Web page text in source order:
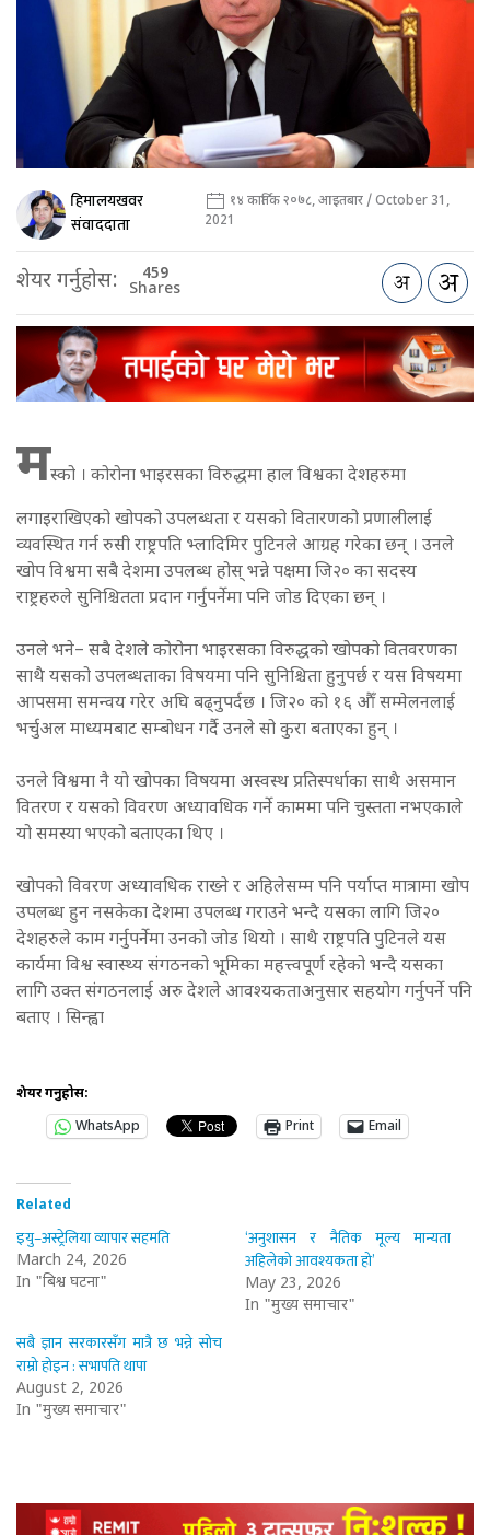
हिमालयखवर
संवाददाता
१४ कार्तिक २०७८, आइतबार / October 31,
2021
शेयर गर्नुहोस: 459
Shares
मस्को । कोरोना भाइरसका विरुद्धमा हाल विश्वका देशहरुमा
लगाइराखिएको खोपको उपलब्धता र यसको वितारणको प्रणालीलाई
व्यवस्थित गर्न रुसी राष्ट्रपति भ्लादिमिर पुटिनले आग्रह गरेका छन् । उनले
खोप विश्वमा सबै देशमा उपलब्ध होस् भन्ने पक्षमा जि२० का सदस्य
राष्ट्रहरुले सुनिश्चितता प्रदान गर्नुपर्नेमा पनि जोड दिएका छन् ।
उनले भने– सबै देशले कोरोना भाइरसका विरुद्धको खोपको वितवरणका
साथै यसको उपलब्धताका विषयमा पनि सुनिश्चिता हुनुपर्छ र यस विषयमा
आपसमा समन्वय गरेर अघि बढ्नुपर्दछ । जि२० को १६ औँ सम्मेलनलाई
भर्चुअल माध्यमबाट सम्बोधन गर्दै उनले सो कुरा बताएका हुन् ।
उनले विश्वमा नै यो खोपका विषयमा अस्वस्थ प्रतिस्पर्धाका साथै असमान
वितरण र यसको विवरण अध्यावधिक गर्ने काममा पनि चुस्तता नभएकाले
यो समस्या भएको बताएका थिए ।
खोपको विवरण अध्यावधिक राख्ने र अहिलेसम्म पनि पर्याप्त मात्रामा खोप
उपलब्ध हुन नसकेका देशमा उपलब्ध गराउने भन्दै यसका लागि जि२०
देशहरुले काम गर्नुपर्नेमा उनको जोड थियो । साथै राष्ट्रपति पुटिनले यस
कार्यमा विश्व स्वास्थ्य संगठनको भूमिका महत्त्वपूर्ण रहेको भन्दै यसका
लागि उक्त संगठनलाई अरु देशले आवश्यकताअनुसार सहयोग गर्नुपर्ने पनि
बताए । सिन्ह्वा
शेयर गर्नुहोस:
WhatsApp
Print Email
Related
इयु–अस्ट्रेलिया व्यापार सहमति
March 24, 2026
In "बिश्व घटना"
‘अनुशासन र नैतिक मूल्य मान्यता
अहिलेको आवश्यकता हो’
May 23, 2026
In "मुख्य समाचार"
सबै ज्ञान सरकारसँग मात्रै छ भन्ने सोच
राम्रो होइन : सभापति थापा
August 2, 2026
In "मुख्य समाचार"